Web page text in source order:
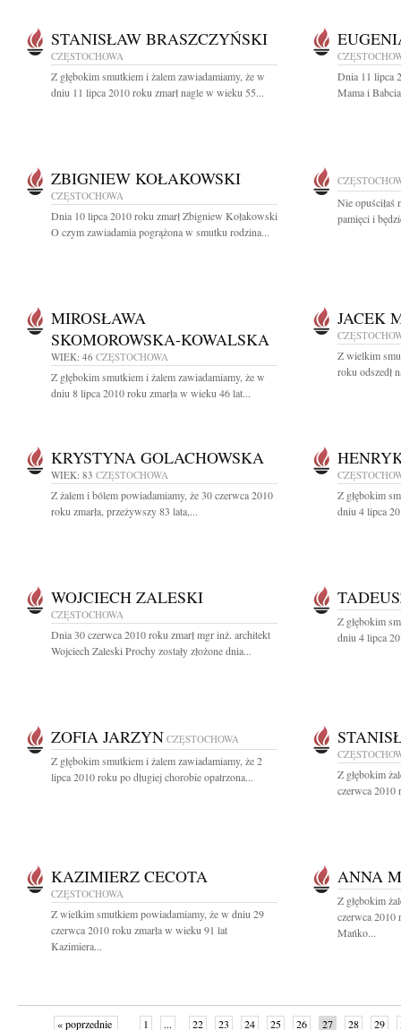
STANISŁAW BRASZCZYŃSKI
CZĘSTOCHOWA
Z głębokim smutkiem i żalem zawiadamiamy, że w
dniu 11 lipca 2010 roku zmarł nagle w wieku 55...
Dnia 11 lipca
Mama i
ZBIGNIEW KOŁAKOWSKI
CZĘSTOCHOWA
Dnia 10 lipca 2010 roku zmarł Zbigniew Kołakowski
O czym zawiadamia pogrążona w smutku rodzina...
Nie opuściłaś
pamięci i
MIROSŁAWA
SKOMOROWSKA-KOWALSKA
WIEK: 46 CZĘSTOCHOWA
Z głębokim smutkiem i żalem zawiadamiamy, że w
dniu 8 lipca 2010 roku zmarła w wieku 46 lat...
JACEK
Z wielkim
roku odszedł
KRYSTYNA GOLACHOWSKA
WIEK: 83 CZĘSTOCHOWA
Z żalem i bólem powiadamiamy, że 30 czerwca 2010
roku zmarła, przeżywszy 83 lata,...
Z głębokim
dniu 4 lipca
WOJCIECH ZALESKI
CZĘSTOCHOWA
Dnia 30 czerwca 2010 roku zmarł mgr inż. architekt
Wojciech Zaleski Prochy zostały złożone dnia...
Z głębokim
dniu 4 lipca
ZOFIA JARZYN CZĘSTOCHOWA
Z głębokim smutkiem i żalem zawiadamiamy, że 2
lipca 2010 roku po długiej chorobie opatrzona...
Z głębokim
czerwca 2010
KAZIMIERZ CECOTA
CZĘSTOCHOWA
Z wielkim smutkiem powiadamiamy, że w dniu 29
czerwca 2010 roku zmarła w wieku 91 lat
Kazimiera...
ANNA
Z głębokim
czerwca 2010
Mańko...
« poprzednie 1 ... 22 23 24 25 26 27 28 29